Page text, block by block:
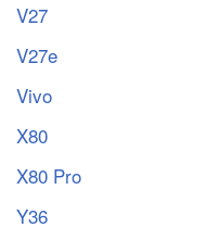
V27
V27e
Vivo
X80
X80 Pro
Y36